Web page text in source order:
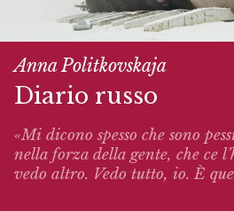
Anna Politkovskaja
Diario russo
«Mi dicono spesso che sono
nella forza della gente, che ce
vedo altro. Vedo tutto, io. È